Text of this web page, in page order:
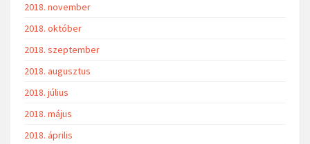
2018. november
2018. október
2018. szeptember
2018. augusztus
2018. július
2018. május
2018. április